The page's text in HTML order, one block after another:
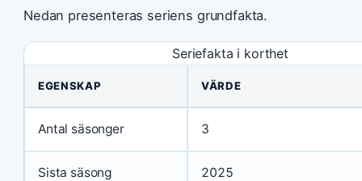
Nedan presenteras seriens grundfakta.
Seriefakta i korthet
EGENSKAP VÄRDE
Antal säsonger 3
Sista säsong 2025